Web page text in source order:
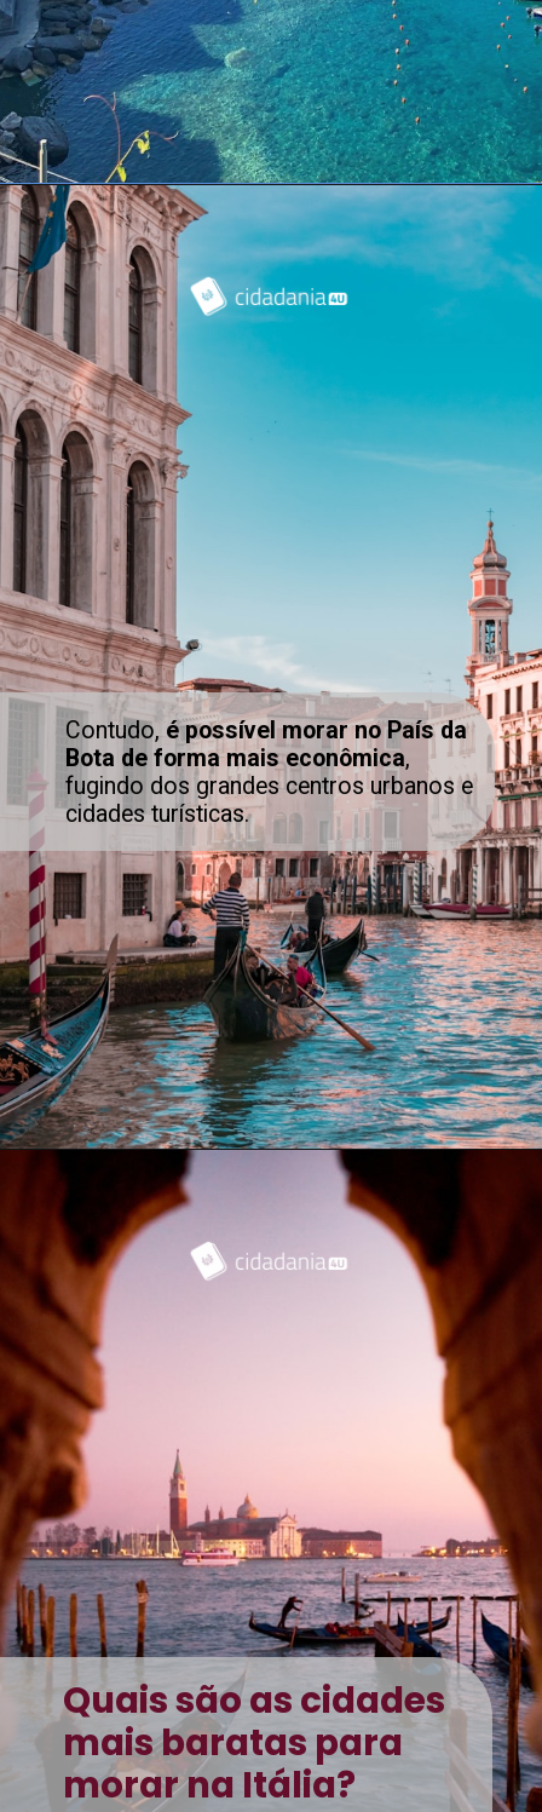
Contudo, é possível morar no País da
Bota de forma mais econômica,
fugindo dos grandes centros urbanos e
cidades turísticas.
Quais são as cidades
mais baratas para
morar na Itália?